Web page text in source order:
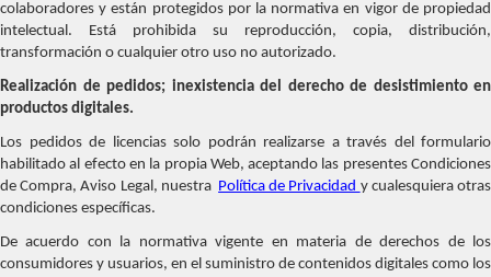
colaboradores y están protegidos por la normativa en vigor de propiedad
intelectual. Está prohibida su reproducción, copia, distribución,
transformación o cualquier otro uso no autorizado.
Realización de pedidos; inexistencia del derecho de desistimiento en
productos digitales.
Los pedidos de licencias solo podrán realizarse a través del formulario
habilitado al efecto en la propia Web, aceptando las presentes Condiciones
de Compra, Aviso Legal, nuestra Política de Privacidad y cualesquiera otras
condiciones específicas.
De acuerdo con la normativa vigente en materia de derechos de los
consumidores y usuarios, en el suministro de contenidos digitales como los